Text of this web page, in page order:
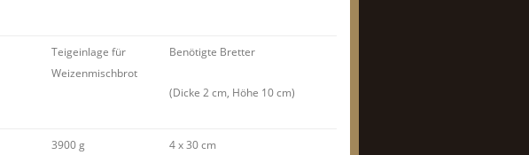
Teigeinlage für
Weizenmischbrot
Benötigte Bretter
(Dicke 2 cm, Höhe 10 cm)
3900 g 4 x 30 cm